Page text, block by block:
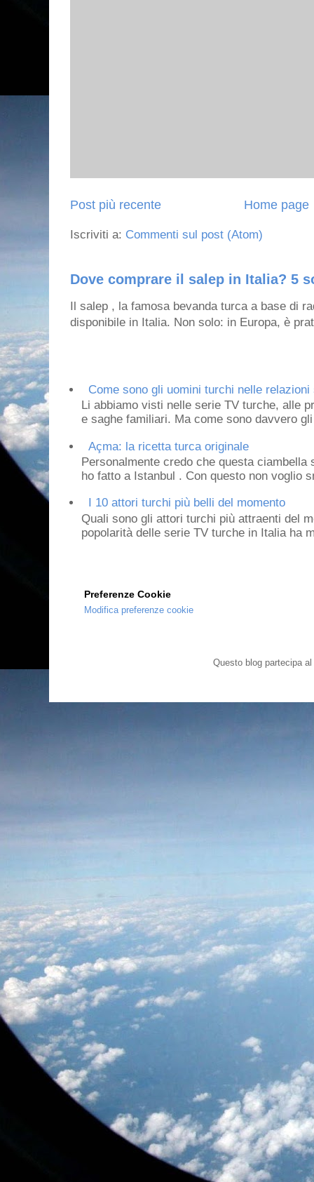
Post più recente Home page
Iscriviti a: Commenti sul post (Atom)
Dove comprare il salep in Italia? 5
Il salep , la famosa bevanda turca a base di
disponibile in Italia. Non solo: in Europa, è
Come sono gli uomini turchi nelle
Li abbiamo visti nelle serie TV turche, alle
e saghe familiari. Ma come sono davvero
Açma: la ricetta turca originale
Personalmente credo che questa
ho fatto a Istanbul . Con questo non voglio
I 10 attori turchi più belli del momento
Quali sono gli attori turchi più attraenti del
popolarità delle serie TV turche in Italia ha
Preferenze Cookie
Modifica preferenze cookie
Questo blog partecipa